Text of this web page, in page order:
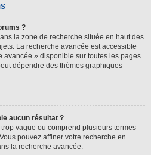
?
la zone de recherche située en haut des
La recherche avancée est accessible
avancée » disponible sur toutes les pages
dépendre des thèmes graphiques
aucun résultat ?
vague ou comprend plusieurs termes
pouvez affiner votre recherche en
la recherche avancée.